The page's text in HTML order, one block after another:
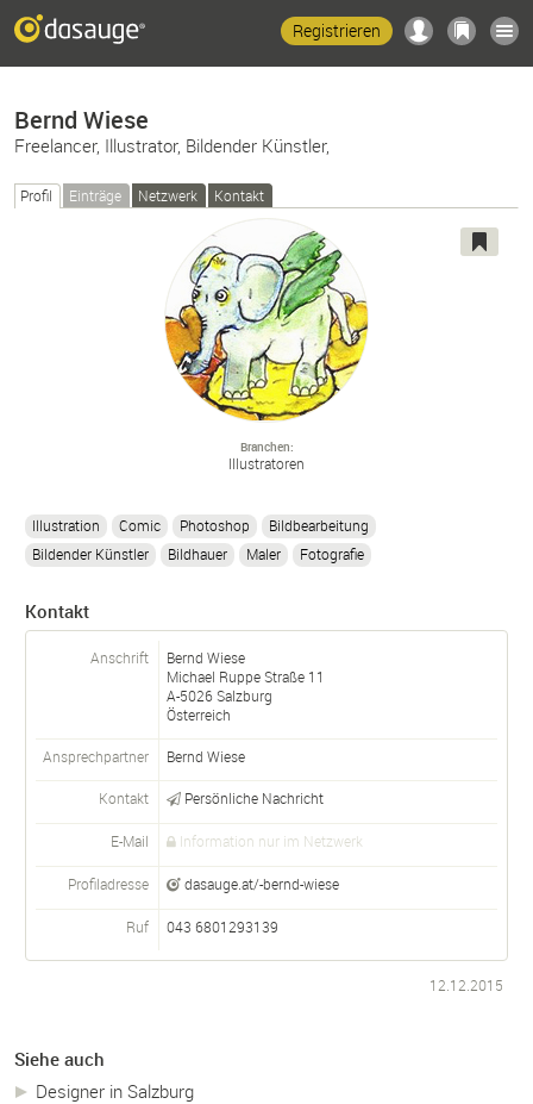
Registrieren
Bernd Wiese
Freelancer, Illustrator, Bildender Künstler,
Profil Einträge Netzwerk Kontakt
Branchen
Illustratoren
Illustration Comic Photoshop
Bildbearbeitung
Bildender Künstler
Bildhauer Maler Fotografie
Kontakt
Anschrift
Bernd Wiese
Michael Ruppe Straße 11
A-5026Salzburg
Österreich
Ansprechpartner Bernd Wiese
Kontakt Persönliche Nachricht
E-Mail Information nur im Netzwerk
Profiladresse dasauge.at/-bernd-wiese
Ruf 043 6801293139
12.12.2015
Siehe auch
Designer in Salzburg